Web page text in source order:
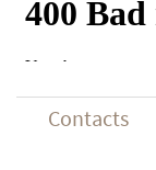
Contacts